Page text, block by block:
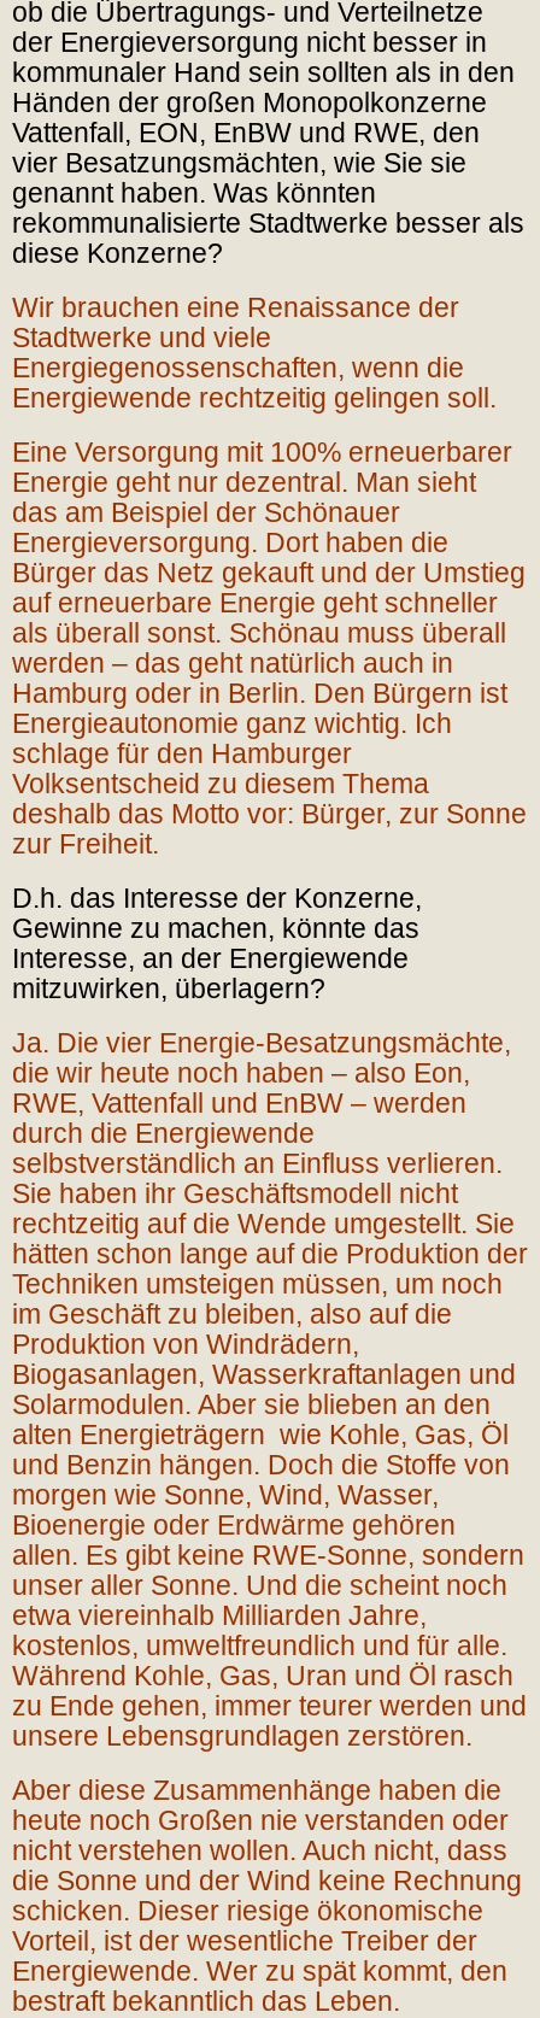
ob die Übertragungs- und Verteilnetze
der Energieversorgung nicht besser in
kommunaler Hand sein sollten als in den
Händen der großen Monopolkonzerne
Vattenfall, EON, EnBW und RWE, den
vier Besatzungsmächten, wie Sie sie
genannt haben. Was könnten
rekommunalisierte Stadtwerke besser als
diese Konzerne?
Wir brauchen eine Renaissance der
Stadtwerke und viele
Energiegenossenschaften, wenn die
Energiewende rechtzeitig gelingen soll.
Eine Versorgung mit 100% erneuerbarer
Energie geht nur dezentral. Man sieht
das am Beispiel der Schönauer
Energieversorgung. Dort haben die
Bürger das Netz gekauft und der Umstieg
auf erneuerbare Energie geht schneller
als überall sonst. Schönau muss überall
werden – das geht natürlich auch in
Hamburg oder in Berlin. Den Bürgern ist
Energieautonomie ganz wichtig. Ich
schlage für den Hamburger
Volksentscheid zu diesem Thema
deshalb das Motto vor: Bürger, zur Sonne
zur Freiheit.
D.h. das Interesse der Konzerne,
Gewinne zu machen, könnte das
Interesse, an der Energiewende
mitzuwirken, überlagern?
Ja. Die vier Energie-Besatzungsmächte,
die wir heute noch haben – also Eon,
RWE, Vattenfall und EnBW – werden
durch die Energiewende
selbstverständlich an Einfluss verlieren.
Sie haben ihr Geschäftsmodell nicht
rechtzeitig auf die Wende umgestellt. Sie
hätten schon lange auf die Produktion der
Techniken umsteigen müssen, um noch
im Geschäft zu bleiben, also auf die
Produktion von Windrädern,
Biogasanlagen, Wasserkraftanlagen und
Solarmodulen. Aber sie blieben an den
alten Energieträgern wie Kohle, Gas, Öl
und Benzin hängen. Doch die Stoffe von
morgen wie Sonne, Wind, Wasser,
Bioenergie oder Erdwärme gehören
allen. Es gibt keine RWE-Sonne, sondern
unser aller Sonne. Und die scheint noch
etwa viereinhalb Milliarden Jahre,
kostenlos, umweltfreundlich und für alle.
Während Kohle, Gas, Uran und Öl rasch
zu Ende gehen, immer teurer werden und
unsere Lebensgrundlagen zerstören.
Aber diese Zusammenhänge haben die
heute noch Großen nie verstanden oder
nicht verstehen wollen. Auch nicht, dass
die Sonne und der Wind keine Rechnung
schicken. Dieser riesige ökonomische
Vorteil, ist der wesentliche Treiber der
Energiewende. Wer zu spät kommt, den
bestraft bekanntlich das Leben.